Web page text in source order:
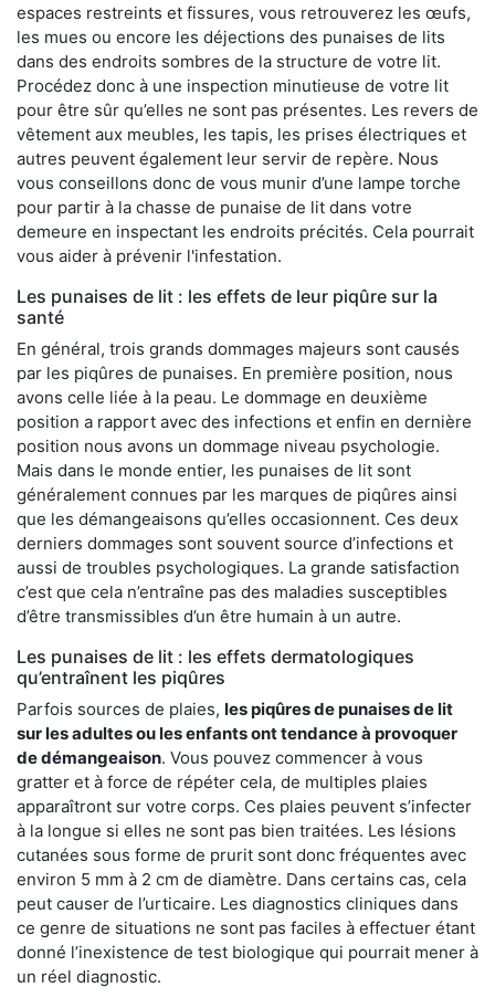
espaces restreints et fissures, vous retrouverez les œufs,
les mues ou encore les déjections des punaises de lits
dans des endroits sombres de la structure de votre lit.
Procédez donc à une inspection minutieuse de votre lit
pour être sûr qu’elles ne sont pas présentes. Les revers de
vêtement aux meubles, les tapis, les prises électriques et
autres peuvent également leur servir de repère. Nous
vous conseillons donc de vous munir d’une lampe torche
pour partir à la chasse de punaise de lit dans votre
demeure en inspectant les endroits précités. Cela pourrait
vous aider à prévenir l'infestation.
Les punaises de lit : les effets de leur piqûre sur la
santé
En général, trois grands dommages majeurs sont causés
par les piqûres de punaises. En première position, nous
avons celle liée à la peau. Le dommage en deuxième
position a rapport avec des infections et enfin en dernière
position nous avons un dommage niveau psychologie.
Mais dans le monde entier, les punaises de lit sont
généralement connues par les marques de piqûres ainsi
que les démangeaisons qu’elles occasionnent. Ces deux
derniers dommages sont souvent source d’infections et
aussi de troubles psychologiques. La grande satisfaction
c’est que cela n’entraîne pas des maladies susceptibles
d’être transmissibles d’un être humain à un autre.
Les punaises de lit : les effets dermatologiques
qu’entraînent les piqûres
Parfois sources de plaies, les piqûres de punaises de lit
sur les adultes ou les enfants ont tendance à provoquer
de démangeaison. Vous pouvez commencer à vous
gratter et à force de répéter cela, de multiples plaies
apparaîtront sur votre corps. Ces plaies peuvent s’infecter
à la longue si elles ne sont pas bien traitées. Les lésions
cutanées sous forme de prurit sont donc fréquentes avec
environ 5 mm à 2 cm de diamètre. Dans certains cas, cela
peut causer de l’urticaire. Les diagnostics cliniques dans
ce genre de situations ne sont pas faciles à effectuer étant
donné l’inexistence de test biologique qui pourrait mener à
un réel diagnostic.